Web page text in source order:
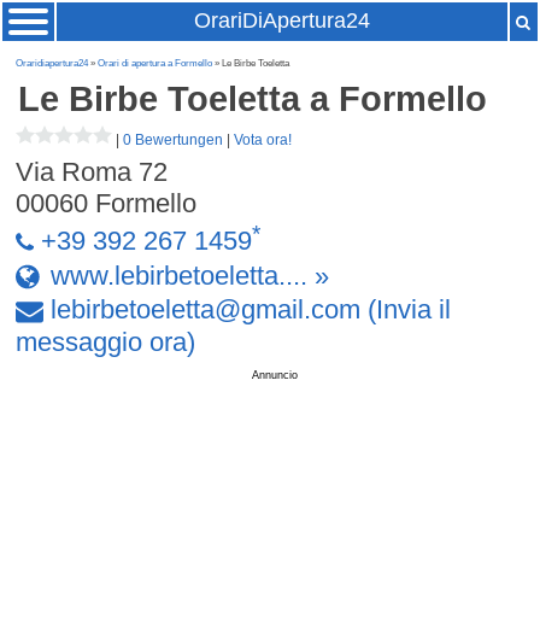
OrariDiApertura24
Oraridiapertura24»Orari di apertura a Formello » Le Birbe Toeletta
Le Birbe Toelettaa Formello
|0 Bewertungen |Vota ora!
Via Roma 72
00060 Formello
+39 392 267 1459*
www.lebirbetoeletta.... »
lebirbetoeletta@gmail .com (Invia il
messaggio ora)
Annuncio